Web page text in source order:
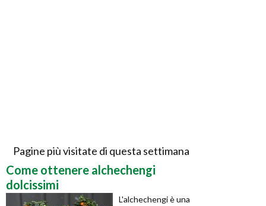
Pagine più visitate di questa settimana
Come ottenere alchechengi
dolcissimi
L'alchechengi è una